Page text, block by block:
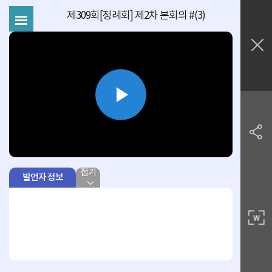
제309회[정례회] 제2차 본회의 #(3)
Play
발언자 정보 접기